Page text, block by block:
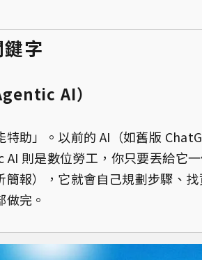
字
AI）
特助」。以前的 AI（如舊版
則是數位勞工，你只要丟給它
簡報），它就會自己規劃步驟、
完。